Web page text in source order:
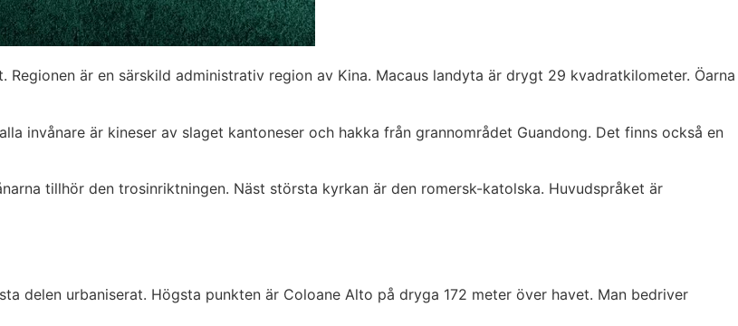
är en särskild administrativ region av Kina. Macaus landyta är drygt 29 kvadratkilometer. Öarna
invånare är kineser av slaget kantoneser och hakka från grannområdet Guandong. Det finns också en
tillhör den trosinriktningen. Näst största kyrkan är den romersk-katolska. Huvudspråket är
delen urbaniserat. Högsta punkten är Coloane Alto på dryga 172 meter över havet. Man bedriver